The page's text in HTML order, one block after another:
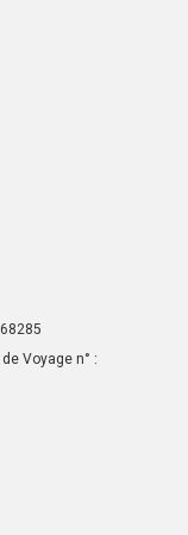
Voyage n° :